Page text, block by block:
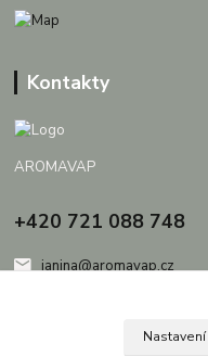
Kontakty
AROMAVAP
+420 721 088 748
janina@aromavap.cz
Nastavení